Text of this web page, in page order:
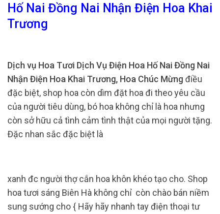
Hố Nai Đồng Nai Nhận Điện Hoa Khai
Trương
Dịch vụ Hoa Tươi Dịch Vụ Điện Hoa Hố Nai Đồng Nai
Nhận Điện Hoa Khai Trương, Hoa Chúc Mừngđiều
đặc biệt, shop hoa còn dìm đặt hoa đi theo yêu cầu
của người tiêu dùng, bó hoa không chỉ là hoa nhưng
còn sở hữu cả tình cảm tình thật của mọi người tặng.
Đặc nhan sắc đặc biệt là
xanh đc người thợ cắn hoa khôn khéo tạo cho. Shop
hoa tươi sáng Biên Hà không chỉ còn chào bán niềm
sung sướng cho { Hãy hãy nhanh tay điện thoại tư